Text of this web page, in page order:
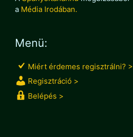
a Média Irodában.
Menü:
Miért érdemes regisztrálni? >
Regisztráció >
Belépés >